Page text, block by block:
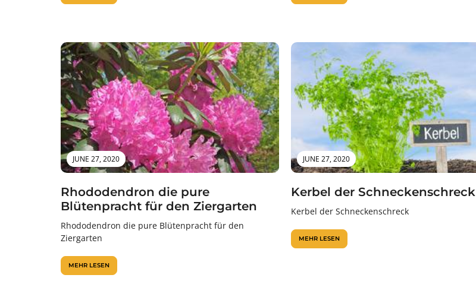
JUNE 27, 2020
Rhododendron die pure
Blütenpracht für den Ziergarten
Rhododendron die pure Blütenpracht für den
Ziergarten
MEHR LESEN
JUNE 27, 2020
Kerbel der Schneckenschreck
Kerbel der Schneckenschreck
MEHR LESEN